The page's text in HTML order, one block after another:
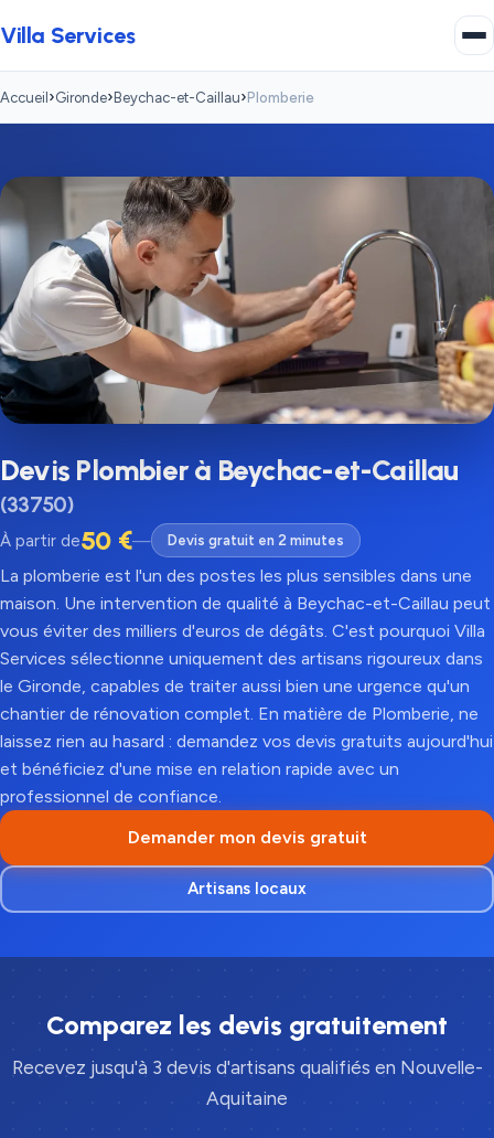
Villa Services
Accueil›Gironde›Beychac-et-Caillau›Plomberie
Devis Plombier à Beychac-et-Caillau
(33750)
À partir de50 €— Devis gratuit en 2 minutes
La plomberie est l'un des postes les plus sensibles dans une
maison. Une intervention de qualité à Beychac-et-Caillau peut
vous éviter des milliers d'euros de dégâts. C'est pourquoi Villa
Services sélectionne uniquement des artisans rigoureux dans
le Gironde, capables de traiter aussi bien une urgence qu'un
chantier de rénovation complet. En matière de Plomberie, ne
laissez rien au hasard : demandez vos devis gratuits aujourd'hui
et bénéficiez d'une mise en relation rapide avec un
professionnel de confiance.
Demander mon devis gratuit
Artisans locaux
Comparez les devis gratuitement
Recevez jusqu'à 3 devis d'artisans qualifiés en Nouvelle-
Aquitaine